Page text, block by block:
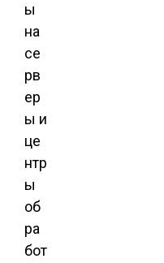
ы
на
се
рв
ер
ы и
це
нтр
ы
об
ра
бот